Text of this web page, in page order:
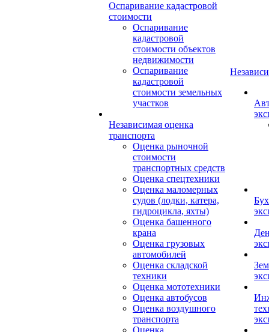
Оспаривание кадастровой
стоимости
Оспаривание
кадастровой
стоимости объектов
недвижимости
Оспаривание
кадастровой
стоимости земельных
участков
Независимая оценка
транспорта
Оценка рыночной
стоимости
транспортных средств
Оценка спецтехники
Оценка маломерных
судов (лодки, катера,
гидроцикла, яхты)
Оценка башенного
крана
Оценка грузовых
автомобилей
Оценка складской
техники
Оценка мототехники
Оценка автобусов
Оценка воздушного
транспорта
Оценка